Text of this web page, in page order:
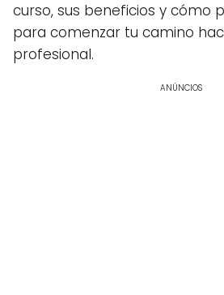
curso, sus beneficios y cómo
para comenzar tu camino
profesional.
ANÚNCIOS